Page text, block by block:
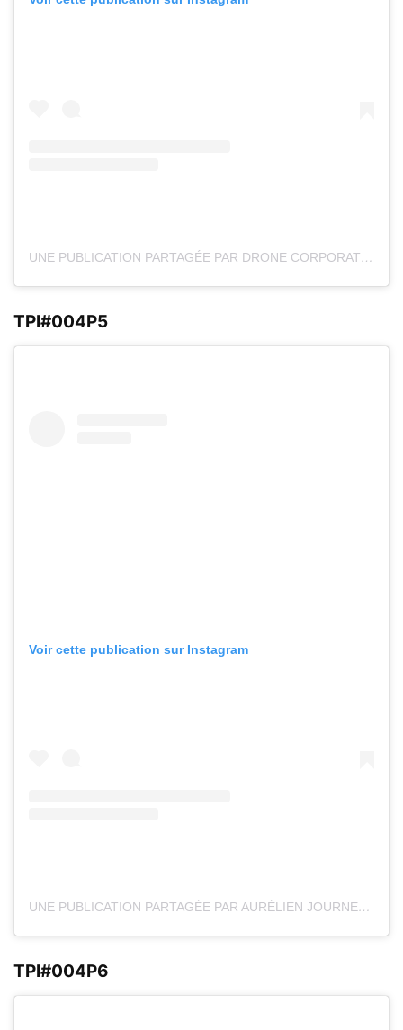
UNE PUBLICATION PARTAGÉE PAR DRONE CORPORATION ™ (@DRONE.CORPORATION)
TPI#004P5
Voir cette publication sur Instagram
UNE PUBLICATION PARTAGÉE PAR AURÉLIEN JOURNEZ (@ASAP.FPV)
TPI#004P6